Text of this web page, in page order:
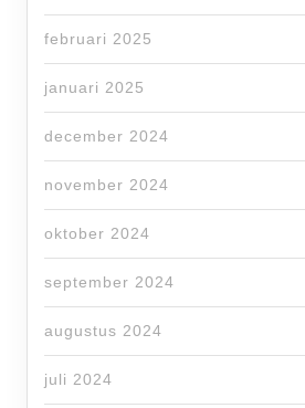
februari 2025
januari 2025
december 2024
november 2024
oktober 2024
september 2024
augustus 2024
juli 2024